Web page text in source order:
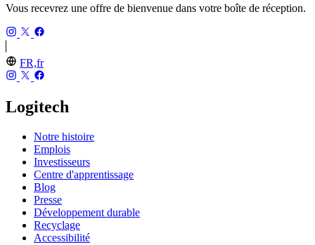
Vous recevrez une offre de bienvenue dans votre boîte de réception.
FR,fr
Logitech
Notre histoire
Emplois
Investisseurs
Centre d'apprentissage
Blog
Presse
Développement durable
Recyclage
Accessibilité